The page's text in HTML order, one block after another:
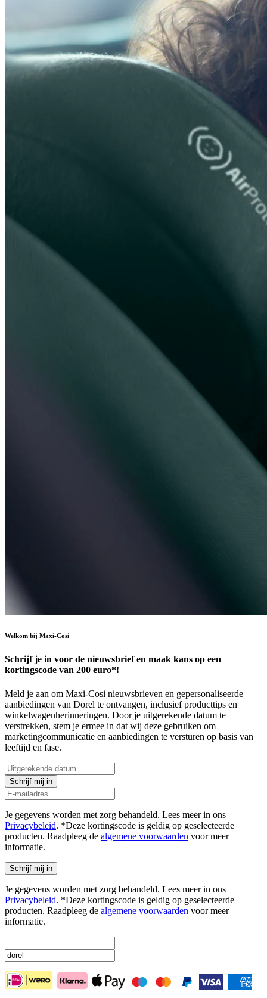
Welkom bij Maxi-Cosi
Schrijf je in voor de nieuwsbrief en maak kans op een
kortingscode van 200 euro*!
Meld je aan om Maxi-Cosi nieuwsbrieven en gepersonaliseerde
aanbiedingen van Dorel te ontvangen, inclusief producttips en
winkelwagenherinneringen. Door je uitgerekende datum te
verstrekken, stem je ermee in dat wij deze gebruiken om
marketingcommunicatie en aanbiedingen te versturen op basis van
leeftijd en fase.
Schrijf mij in
Je gegevens worden met zorg behandeld. Lees meer in ons
Privacybeleid. *Deze kortingscode is geldig op geselecteerde
producten. Raadpleeg de algemene voorwaarden voor meer
informatie.
Schrijf mij in
Je gegevens worden met zorg behandeld. Lees meer in ons
Privacybeleid. *Deze kortingscode is geldig op geselecteerde
producten. Raadpleeg de algemene voorwaarden voor meer
informatie.